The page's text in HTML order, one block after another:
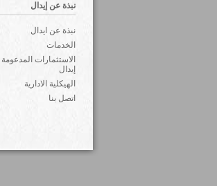
نبذة عن إيدال
نبذة عن ايدال
الخدمات
الاستثمارات
إيدال
الهيكلية الادارية
اتصل بنا